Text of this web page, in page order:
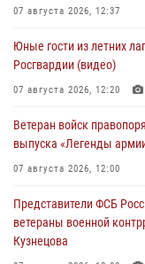
07 августа 2026, 12:37
Юные гости из летних
Росгвардии (видео)
07 августа 2026, 12:20
Ветеран войск
выпуска «Легенды
07 августа 2026, 12:00
Представители ФСБ
ветераны военной
Кузнецова